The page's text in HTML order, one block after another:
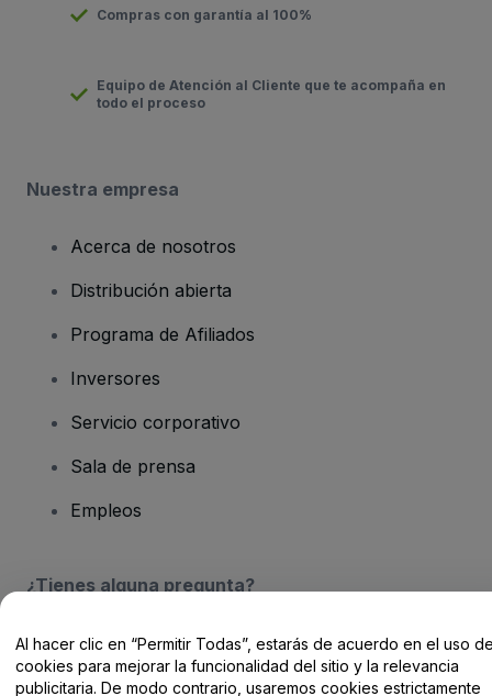
Compras con garantía al 100%
Equipo de Atención al Cliente que te acompaña en
todo el proceso
Nuestra empresa
Acerca de nosotros
Distribución abierta
Programa de Afiliados
Inversores
Servicio corporativo
Sala de prensa
Empleos
¿Tienes alguna pregunta?
Centro de Ayuda / Contacto
Al hacer clic en “Permitir Todas”, estarás de acuerdo en el uso
cookies para mejorar la funcionalidad del sitio y la relevancia
publicitaria. De modo contrario, usaremos cookies estrictamente